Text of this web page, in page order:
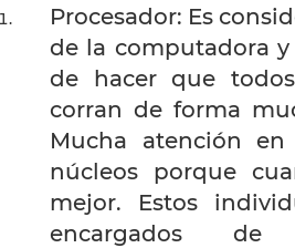
Procesador: Es
de la computadora
de hacer que
corran de forma
Mucha atención
núcleos porque
mejor. Estos
encargados